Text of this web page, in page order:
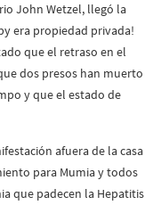
John Wetzel, llegó la
era propiedad privada!
que el retraso en el
dos presos han muerto
y que el estado de
afuera de la casa
para Mumia y todos
que padecen la Hepatitis